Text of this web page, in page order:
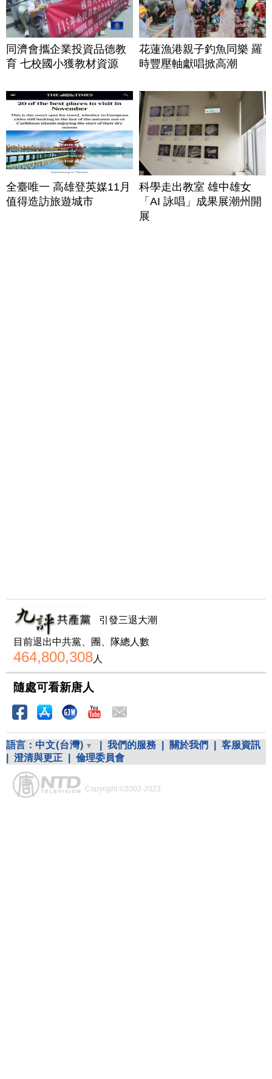
同濟會攜企業投資品德教
育 七校國小獲教材資源
花蓮漁港親子釣魚同樂 羅
時豐壓軸獻唱掀高潮
全臺唯一 高雄登英媒11月
值得造訪旅遊城市
科學走出教室 雄中雄女
「AI 詠唱」成果展潮州開
展
引發三退大潮
目前退出中共黨、團、隊總人數
464,800,308人
隨處可看新唐人
語言： 中文(台灣) 我們的服務 關於我們
客服資訊
澄清與更正 倫理委員會
Copyright ©2002-2023